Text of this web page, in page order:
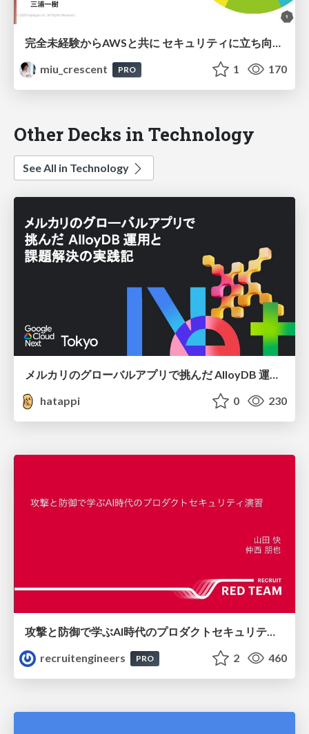
完全未経験からAWSと共に セキュリティに立ち向かった半生
miu_crescent
PRO 1 170
Other Decks in Technology
See All in Technology
hatappi
0 230
攻撃と防御で学ぶAI時代のプロダクトセキュリティ演習
recruitengineers
PRO 2 460